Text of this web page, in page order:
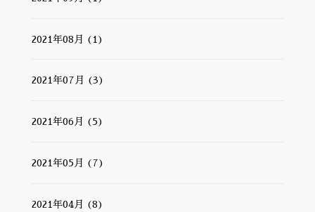
2021年08月 (1)
2021年07月 (3)
2021年06月 (5)
2021年05月 (7)
2021年04月 (8)